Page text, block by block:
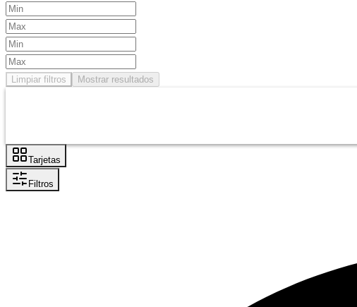
Limpiar filtros Mostrar resultados
Tarjetas
Filtros